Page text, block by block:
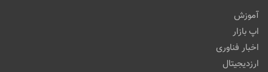
آموزش
اپ بازار
اخبار فناوری
ارزدیجیتال